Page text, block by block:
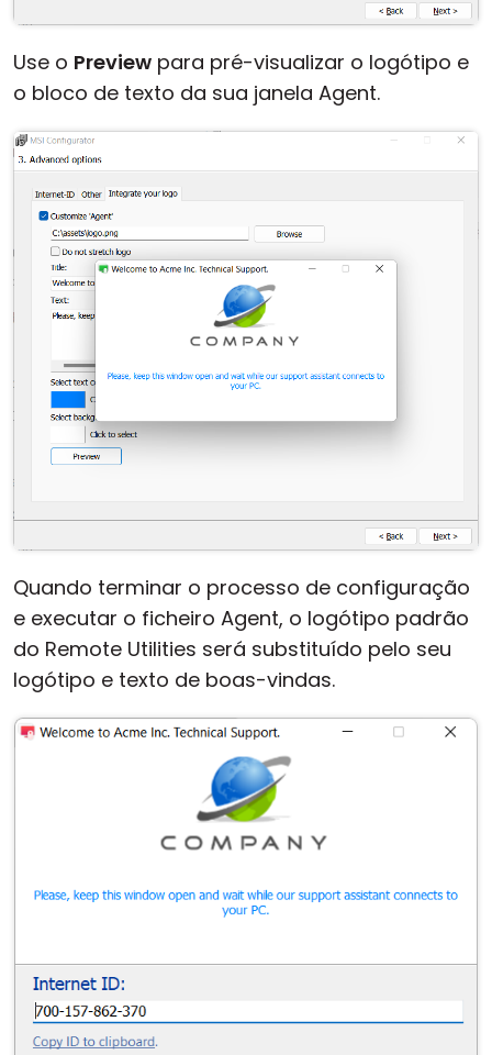
Use o Preview para pré-visualizar o logótipo e
o bloco de texto da sua janela Agent.
Quando terminar o processo de configuração
e executar o ficheiro Agent, o logótipo padrão
do Remote Utilities será substituído pelo seu
logótipo e texto de boas-vindas.